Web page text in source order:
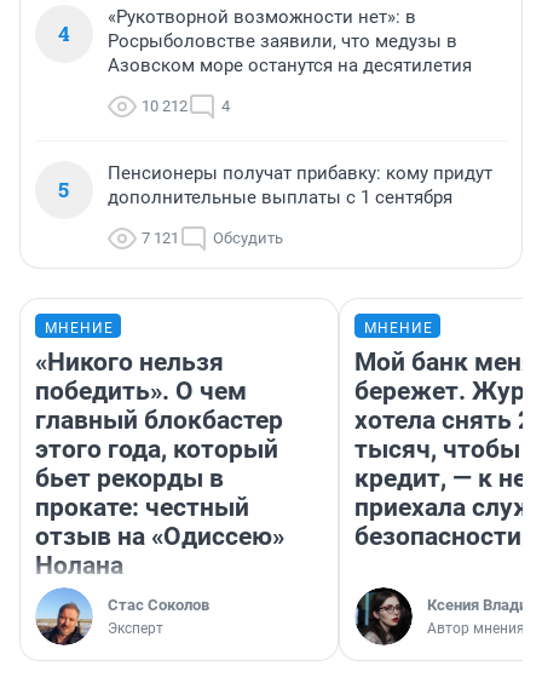
4
«Рукотворной возможности нет»: в
Росрыболовстве заявили, что медузы в
Азовском море останутся на десятилетия
10 212 4
5
Пенсионеры получат прибавку: кому придут
дополнительные выплаты с 1 сентября
7 121 Обсудить
МНЕНИЕ
«Никого нельзя
победить». О чем
главный блокбастер
этого года, который
бьет рекорды в
прокате: честный
отзыв на «Одиссею»
Нолана
Стас Соколов
Эксперт
МНЕНИЕ
Мой банк меня
бережет.
хотела снять
тысяч, чтобы
кредит, — к
приехала
безопасности
Ксения
Автор мнения